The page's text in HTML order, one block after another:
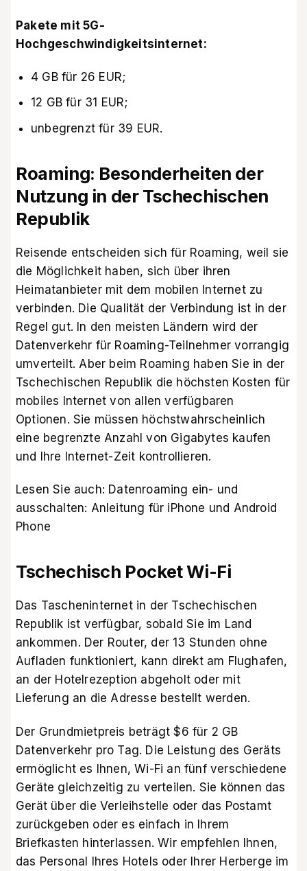
Pakete mit 5G-
Hochgeschwindigkeitsinternet:
4 GB für 26 EUR;
12 GB für 31 EUR;
unbegrenzt für 39 EUR.
Roaming: Besonderheiten der
Nutzung in der Tschechischen
Republik
Reisende entscheiden sich für Roaming, weil sie
die Möglichkeit haben, sich über ihren
Heimatanbieter mit dem mobilen Internet zu
verbinden. Die Qualität der Verbindung ist in der
Regel gut. In den meisten Ländern wird der
Datenverkehr für Roaming-Teilnehmer vorrangig
umverteilt. Aber beim Roaming haben Sie in der
Tschechischen Republik die höchsten Kosten für
mobiles Internet von allen verfügbaren
Optionen. Sie müssen höchstwahrscheinlich
eine begrenzte Anzahl von Gigabytes kaufen
und Ihre Internet-Zeit kontrollieren.
Lesen Sie auch: Datenroaming ein- und
ausschalten: Anleitung für iPhone und Android
Phone
Tschechisch Pocket Wi-Fi
Das Tascheninternet in der Tschechischen
Republik ist verfügbar, sobald Sie im Land
ankommen. Der Router, der 13 Stunden ohne
Aufladen funktioniert, kann direkt am Flughafen,
an der Hotelrezeption abgeholt oder mit
Lieferung an die Adresse bestellt werden.
Der Grundmietpreis beträgt $6 für 2 GB
Datenverkehr pro Tag. Die Leistung des Geräts
ermöglicht es Ihnen, Wi-Fi an fünf verschiedene
Geräte gleichzeitig zu verteilen. Sie können das
Gerät über die Verleihstelle oder das Postamt
zurückgeben oder es einfach in Ihrem
Briefkasten hinterlassen. Wir empfehlen Ihnen,
das Personal Ihres Hotels oder Ihrer Herberge im